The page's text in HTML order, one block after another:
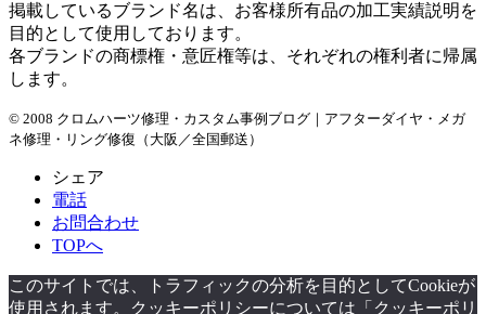
掲載しているブランド名は、お客様所有品の加工実績説明を
目的として使用しております。
各ブランドの商標権・意匠権等は、それぞれの権利者に帰属
します。
© 2008 クロムハーツ修理・カスタム事例ブログ｜アフターダイヤ・メガ
ネ修理・リング修復（大阪／全国郵送）
シェア
電話
お問合わせ
TOPへ
このサイトでは、トラフィックの分析を目的としてCookieが
使用されます。クッキーポリシーについては「クッキーポリ